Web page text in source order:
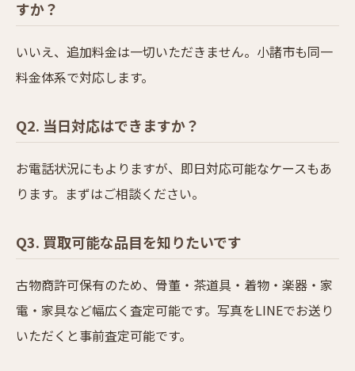
すか？
いいえ、追加料金は一切いただきません。小諸市も同一
料金体系で対応します。
Q2. 当日対応はできますか？
お電話状況にもよりますが、即日対応可能なケースもあ
ります。まずはご相談ください。
Q3. 買取可能な品目を知りたいです
古物商許可保有のため、骨董・茶道具・着物・楽器・家
電・家具など幅広く査定可能です。写真をLINEでお送り
いただくと事前査定可能です。